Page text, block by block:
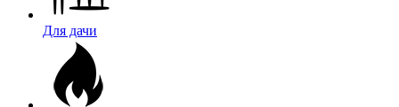
Для дачи